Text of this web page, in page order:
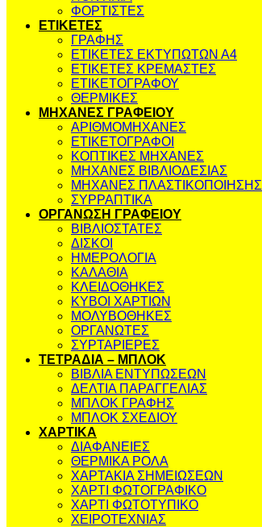
ΦΟΡΤΙΣΤΕΣ
ΕΤΙΚΕΤΕΣ
ΓΡΑΦΗΣ
ΕΤΙΚΕΤΕΣ ΕΚΤΥΠΩΤΩΝ Α4
ΕΤΙΚΕΤΕΣ ΚΡΕΜΑΣΤΕΣ
ΕΤΙΚΕΤΟΓΡΑΦΟΥ
ΘΕΡΜΙΚΕΣ
ΜΗΧΑΝΕΣ ΓΡΑΦΕΙΟΥ
ΑΡΙΘΜΟΜΗΧΑΝΕΣ
ΕΤΙΚΕΤΟΓΡΑΦΟΙ
ΚΟΠΤΙΚΕΣ ΜΗΧΑΝΕΣ
ΜΗΧΑΝΕΣ ΒΙΒΛΙΟΔΕΣΙΑΣ
ΜΗΧΑΝΕΣ ΠΛΑΣΤΙΚΟΠΟΙΗΣΗΣ
ΣΥΡΡΑΠΤΙΚΑ
ΟΡΓΑΝΩΣΗ ΓΡΑΦΕΙΟΥ
ΒΙΒΛΙΟΣΤΑΤΕΣ
ΔΙΣΚΟΙ
ΗΜΕΡΟΛΟΓΙΑ
ΚΑΛΑΘΙΑ
ΚΛΕΙΔΟΘΗΚΕΣ
ΚΥΒΟΙ ΧΑΡΤΙΩΝ
ΜΟΛΥΒΟΘΗΚΕΣ
ΟΡΓΑΝΩΤΕΣ
ΣΥΡΤΑΡΙΕΡΕΣ
ΤΕΤΡΑΔΙΑ – ΜΠΛΟΚ
ΒΙΒΛΙΑ ΕΝΤΥΠΩΣΕΩΝ
ΔΕΛΤΙΑ ΠΑΡΑΓΓΕΛΙΑΣ
ΜΠΛΟΚ ΓΡΑΦΗΣ
ΜΠΛΟΚ ΣΧΕΔΙΟΥ
ΧΑΡΤΙΚΑ
ΔΙΑΦΑΝΕΙΕΣ
ΘΕΡΜΙΚΑ ΡΟΛΑ
ΧΑΡΤΑΚΙΑ ΣΗΜΕΙΩΣΕΩΝ
ΧΑΡΤΙ ΦΩΤΟΓΡΑΦΙΚΟ
ΧΑΡΤΙ ΦΩΤΟΤΥΠΙΚΟ
ΧΕΙΡΟΤΕΧΝΙΑΣ